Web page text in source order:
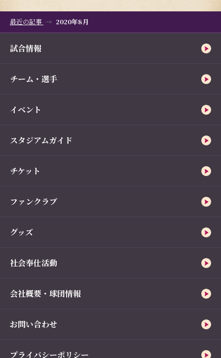
最近の記事 2020年8月
試合情報
チーム・選手
イベント
スタジアムガイド
チケット
ファンクラブ
グッズ
社会奉仕活動
会社概要・球団情報
お問い合わせ
プライバシーポリシー